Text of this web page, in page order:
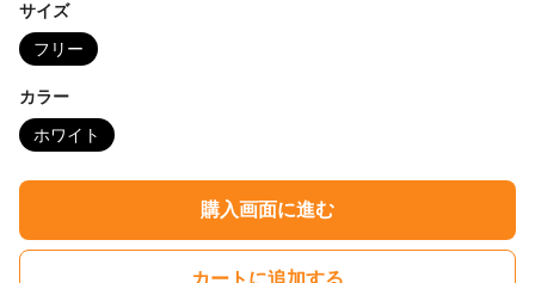
サイズ
フリー
カラー
ホワイト
購入画面に進む
カートに追加する